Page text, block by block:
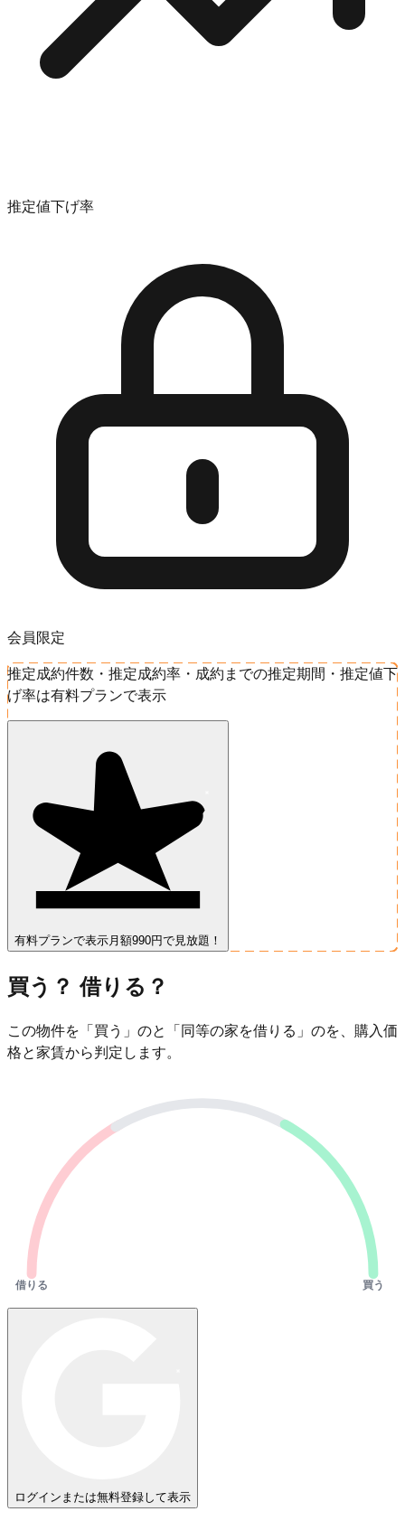
推定値下げ率
会員限定
推定成約件数・推定成約率・成約までの推定期間・推定値下
げ率は有料プランで表示
有料プランで表示 月額990円で見放題！
買う？ 借りる？
この物件を「買う」のと「同等の家を借りる」のを、購入価
格と家賃から判定します。
借りる 買う
ログインまたは無料登録して表示